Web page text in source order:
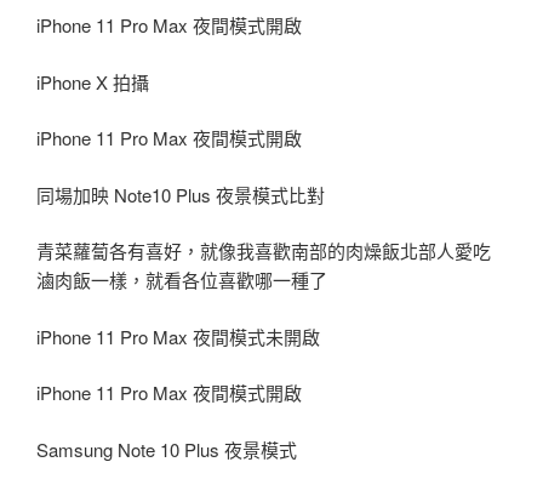
iPhone 11 Pro Max 夜間模式開啟
iPhone X 拍攝
iPhone 11 Pro Max 夜間模式開啟
同場加映 Note10 Plus 夜景模式比對
青菜蘿蔔各有喜好，就像我喜歡南部的肉燥飯北部人愛吃
滷肉飯一樣，就看各位喜歡哪一種了
iPhone 11 Pro Max 夜間模式未開啟
iPhone 11 Pro Max 夜間模式開啟
Samsung Note 10 Plus 夜景模式